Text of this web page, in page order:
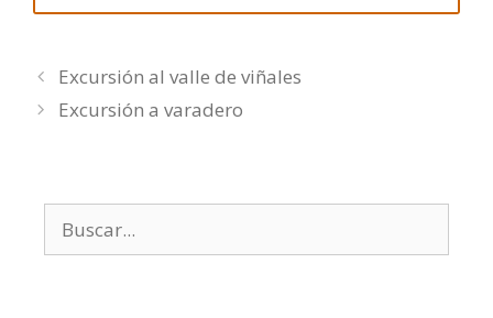
Excursión al valle de viñales
Excursión a varadero